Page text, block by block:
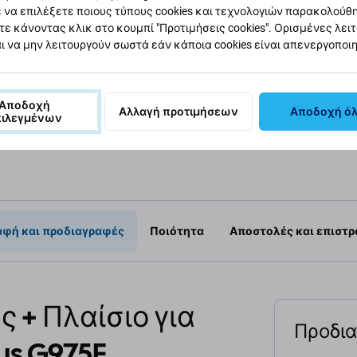
στο
Προσθήκη στο
καλάθι
ΣΕ ΑΠΌΘΕΜΑ 4 τεμ
31,23 €
ΣΕ
και προδιαγραφές Ποιότητα Αποστολές και
+ Πλαίσιο για
να επιλέξετε ποιους τύπους cookies και τεχνολογιών
κάνοντας κλικ στο κουμπί "Προτιμήσεις cookies". Ορισμένες
να μην λειτουργούν σωστά εάν κάποια cookies είναι
Αλλαγή προτιμήσεων Αποδοχή